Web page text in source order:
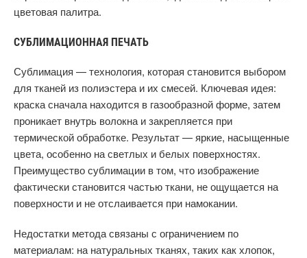
цветовая палитра.
СУБЛИМАЦИОННАЯ ПЕЧАТЬ
Сублимация — технология, которая становится выбором
для тканей из полиэстера и их смесей. Ключевая идея:
краска сначала находится в газообразной форме, затем
проникает внутрь волокна и закрепляется при
термической обработке. Результат — яркие, насыщенные
цвета, особенно на светлых и белых поверхностях.
Преимущество сублимации в том, что изображение
фактически становится частью ткани, не ощущается на
поверхности и не отслаивается при намокании.
Недостатки метода связаны с ограничением по
материалам: на натуральных тканях, таких как хлопок,